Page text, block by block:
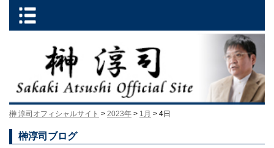
榊 淳司オフィシャルサイト > 2023年 > 1月 > 4日
榊淳司ブログ